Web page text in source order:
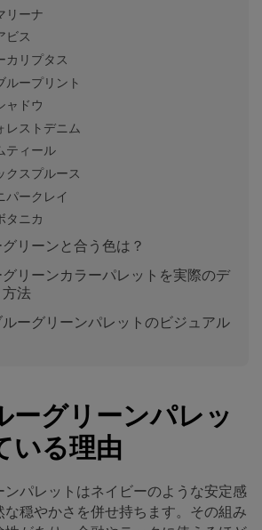
リーナ
ビス
カリプタス
ループリント
ャドウ
レストデニム
ティール
クスプルース
パークレイ
タニカ
リーンと合う色は？
リーンカラーパレットを実際のデ
法
ーグリーンパレットのビジュアル
ーグリーンパレッ
いる理由
ンパレットはネイビーのような安定感
な穏やかさを併せ持ちます。その組み